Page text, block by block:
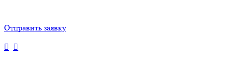
Отправить заявку